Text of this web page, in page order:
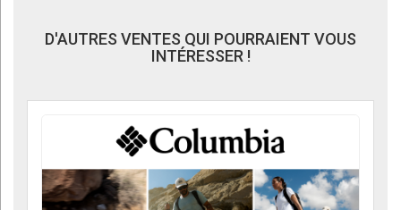
D'AUTRES VENTES QUI POURRAIENT VOUS
INTÉRESSER !